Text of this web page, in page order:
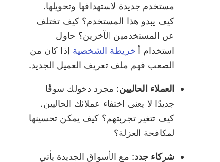
مستخدم جديدة لاستهدافها وتحويلها.
كيف يبدو هذا المستخدم؟ كيف تختلف
عن المستخدمين الآخرين؟ حاول
استخدام أ خريطة الشخصية إذا كان من
الصعب فهم ملف تعريف العميل الجديد.
العملاء الحاليين: مجرد دخولك سوقًا
جديدًا لا يعني اختفاء عملائك الحاليين.
كيف تتغير تجربتهم؟ كيف يمكن تحسينها
لمكافحة العزلة؟
شركاء جدد: مع الأسواق الجديدة يأتي